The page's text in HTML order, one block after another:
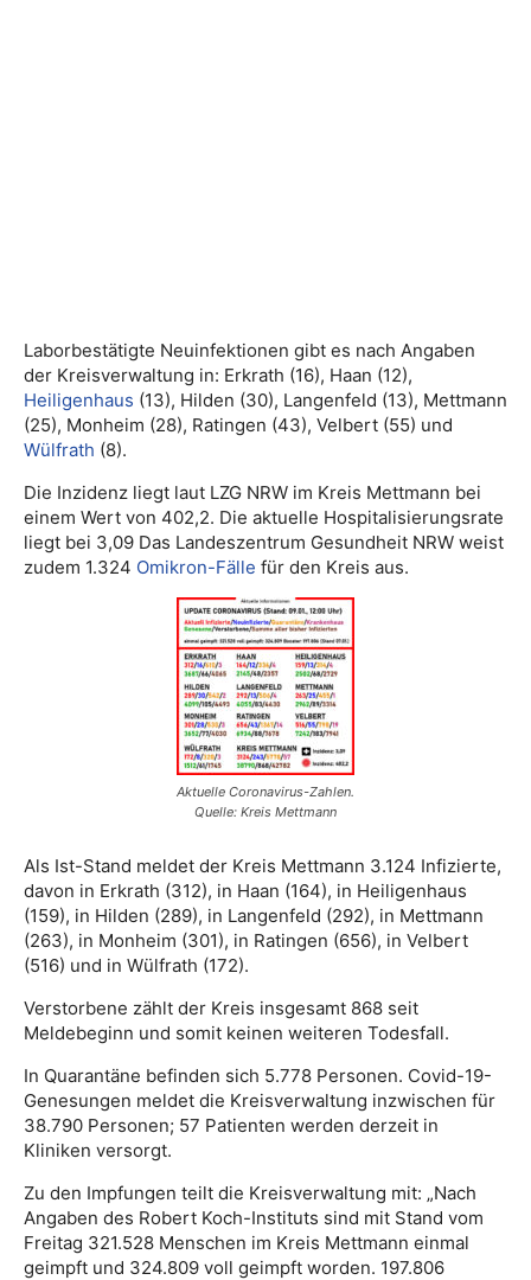
Laborbestätigte Neuinfektionen gibt es nach Angaben
der Kreisverwaltung in: Erkrath (16), Haan (12),
Heiligenhaus (13), Hilden (30), Langenfeld (13), Mettmann
(25), Monheim (28), Ratingen (43), Velbert (55) und
Wülfrath (8).
Die Inzidenz liegt laut LZG NRW im Kreis Mettmann bei
einem Wert von 402,2. Die aktuelle Hospitalisierungsrate
liegt bei 3,09 Das Landeszentrum Gesundheit NRW weist
zudem 1.324 Omikron-Fälle für den Kreis aus.
Aktuelle Coronavirus-Zahlen.
Quelle: Kreis Mettmann
Als Ist-Stand meldet der Kreis Mettmann 3.124 Infizierte,
davon in Erkrath (312), in Haan (164), in Heiligenhaus
(159), in Hilden (289), in Langenfeld (292), in Mettmann
(263), in Monheim (301), in Ratingen (656), in Velbert
(516) und in Wülfrath (172).
Verstorbene zählt der Kreis insgesamt 868 seit
Meldebeginn und somit keinen weiteren Todesfall.
In Quarantäne befinden sich 5.778 Personen. Covid-19-
Genesungen meldet die Kreisverwaltung inzwischen für
38.790 Personen; 57 Patienten werden derzeit in
Kliniken versorgt.
Zu den Impfungen teilt die Kreisverwaltung mit: „Nach
Angaben des Robert Koch-Instituts sind mit Stand vom
Freitag 321.528 Menschen im Kreis Mettmann einmal
geimpft und 324.809 voll geimpft worden. 197.806